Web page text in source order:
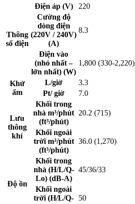
Thông
số điện
Điện áp (V)
220
Cường độ
dòng điện
(220V / 240V)
(A)
8.3
Điện vào
(nhỏ nhất –
lớn nhất) (W)
1,800 (330-2,220)
Khử
ẩm
L/giờ
3.3
Pt/ giờ
7.0
Lưu
thông
khí
Khối trong
nhà m³/phút
(ft³/phút)
20.2 (715)
Khối ngoài
trời m³/phút
(ft³/phút)
36.0 (1,270)
Độ ồn
Khối trong
nhà (H/L/Q-
Lo) (dB-A)
45/36/33
Khối ngoài
trời (H/L/Q-
50